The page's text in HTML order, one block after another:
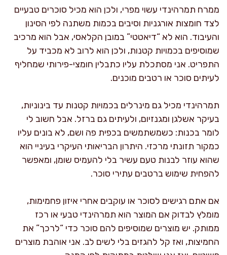
ממרח תמרהינדי עשוי מפרי, ולכן הוא מכיל סוכרים טבעיים
לצד חומצות אורגניות וסיבים בכמות משתנה לפי הסינון
והעיבוד. הוא לא “דיאטטי” במובן הקלאסי, אבל הוא מרכיב
שמוסיפים בכמויות קטנות, ולכן הוא לרוב לא מכביד על
התפריט. אני מסתכלת עליו כתבלין חומצי-פירותי שמחליף
לעיתים סוכר או רטבים מוכנים.
תמרהינדי מכיל גם מינרלים בכמויות קטנות עד בינוניות,
בעיקר אשלגן ומגנזיום, ולעיתים גם ברזל. אבל חשוב לי
לומר בכנות: כשמשתמשים בכפית פה ושם, לא בונים עליו
כמקור תזונתי מרכזי. היתרון הבריאותי העיקרי בעיניי הוא
שהוא עוזר לבנות טעם עשיר בלי להעמיס שומן, ומאפשר
להפחית שימוש ברטבים עתירי סוכר.
אם אתם רגישים לסוכר או עוקבים אחרי איזון פחמימות,
מומלץ לבדוק אם המוצר הוא תמרהינדי טבעי או רכז
ממותק. יש מוצרים שמוסיפים להם סוכר כדי “לרכך” את
החמיצות, ואז קל להגזים בלי לשים לב. אני אוהבת מוצרים